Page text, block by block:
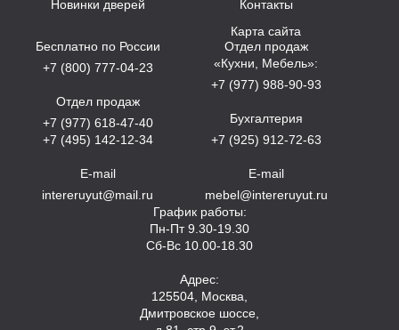
Новинки дверей
Контакты
Карта сайта
Бесплатно по России
+7 (800) 777-04-23
Отдел продаж
+7 (977) 618-47-40
+7 (495) 142-12-34
E-mail
intereruyut@mail.ru
Отдел продаж
«Кухни, Мебель»:
+7 (977) 988-90-93
Бухгалтерия
+7 (925) 912-72-63
E-mail
mebel@intereruyut.ru
График работы:
Пн-Пт 9.30-19.30
Сб-Вс 10.00-18.30
Адрес:
125504, Москва,
Дмитровское шоссе,